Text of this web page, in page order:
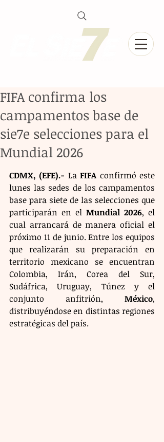
FIFA confirma los
campamentos base de
sie7e selecciones para el
Mundial 2026
CDMX, (EFE).- La FIFA confirmó este
lunes las sedes de los campamentos
base para siete de las selecciones que
participarán en el Mundial 2026, el
cual arrancará de manera oficial el
próximo 11 de junio. Entre los equipos
que realizarán su preparación en
territorio mexicano se encuentran
Colombia, Irán, Corea del Sur,
Sudáfrica, Uruguay, Túnez y el
conjunto anfitrión, México,
distribuyéndose en distintas regiones
estratégicas del país.